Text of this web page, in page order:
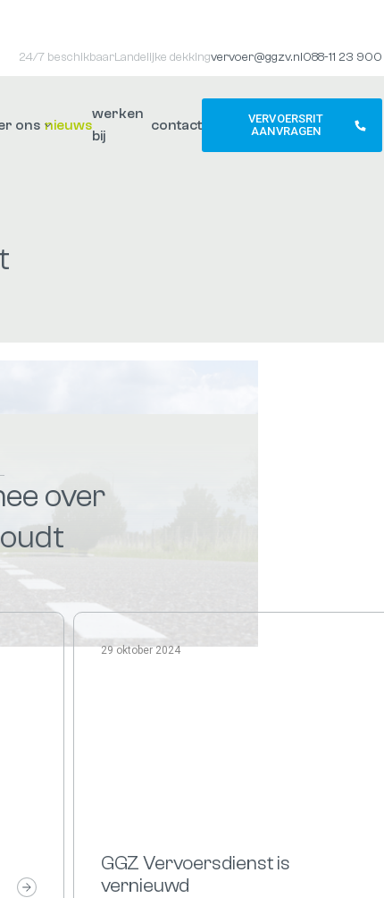
24/7 beschikbaarLandelijke dekkingvervoer@ggzv.nl088-11 23 900
ons nieuws
werken
bij
contact
VERVOERSRIT
AANVRAGEN
over
29 oktober 2024
GGZ Vervoersdienst is
vernieuwd